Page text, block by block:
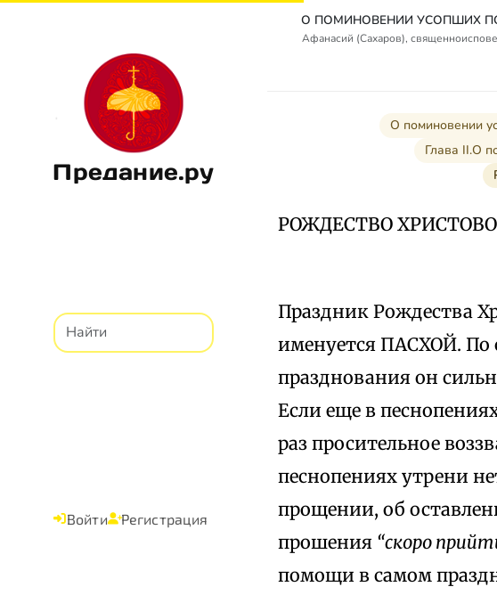
Предание.ру
Войти Регистрация
Афанасий (Сахаров),
О поминовении
Глава II.О
РОЖДЕСТВО
Праздник Рождества
именуется ПАСХОЙ. По
празднования он
Если еще в
раз просительное
песнопениях утрени
прощении, об
прошения “скоро
помощи в самом